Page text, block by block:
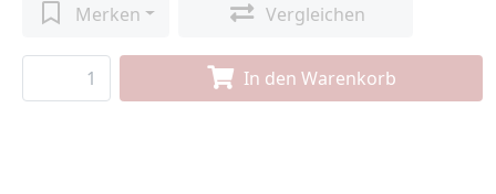
Merken Vergleichen
In den Warenkorb